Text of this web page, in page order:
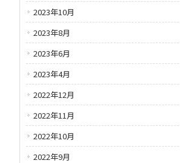
2023年10月
2023年8月
2023年6月
2023年4月
2022年12月
2022年11月
2022年10月
2022年9月